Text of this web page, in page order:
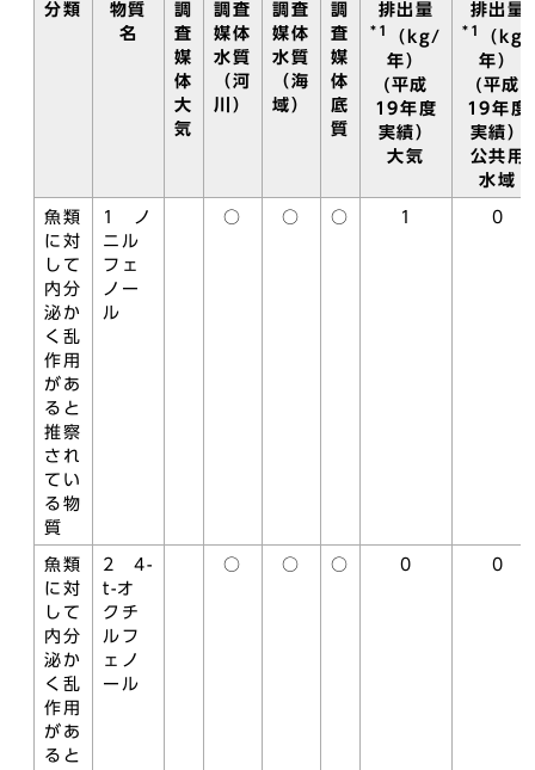
分類
物質
名
調
査
媒
体
大
気
調査
媒体
水質
（河
川）
調査
媒体
水質
（海
域）
調
査
媒
体
底
質
排出量
*1
（kg/
年）
(平成
19年度
実績）
大気
排出量
*1
（kg/
年）
(平成
19年度
実績）
公共用
水域
魚類
に対
して
内分
泌か
く乱
作用
があ
ると
推察
され
てい
る物
質
1 ノ
ニル
フェ
ノー
ル
○ ○ ○ 1 0
魚類
に対
して
内分
泌か
く乱
作用
があ
ると
2 4-
t-オ
クチ
ルフ
ェノ
ール
○ ○ ○ 0 0